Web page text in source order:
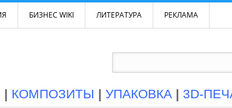
БИЗНЕС WIKI ЛИТЕРАТУРА РЕКЛАМА
| КОМПОЗИТЫ | УПАКОВКА | 3D-